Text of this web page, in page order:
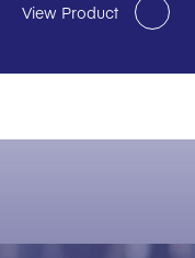
View Product